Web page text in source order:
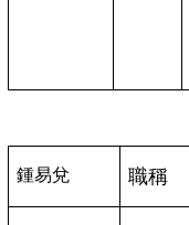
鍾易兌 職稱